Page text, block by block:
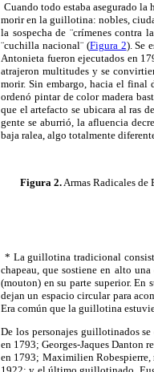
Cuando todo estaba asegurado
morir en la guillotina: nobles,
la sospecha de ¨crímenescontra la
¨cuchilla nacional¨(Figura 2). Se
Antonieta fueron ejecutados en
atrajeron multitudes y se
morir. Sin embargo, hacia el final
ordenó pintar de color madera
que el artefacto se ubicara al ras
gente se aburrió, la afluencia
baja ralea, algo totalmente
Figura 2. Armas Radicales de
* La guillotina tradicional
chapeau, que sostiene en alto
(mouton) en su parte superior. En
dejan un espacio circular para
Era común que la guillotina
De los personajes guillotinados se
en 1793; Georges-Jaques Danton
en 1793; Maximilien